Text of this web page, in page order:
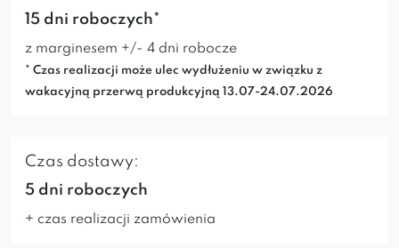
15 dni roboczych*
z marginesem +/- 4 dni robocze
* Czas realizacji może ulec wydłużeniu w związku z
wakacyjną przerwą produkcyjną 13.07-24.07.2026
Czas dostawy:
5 dni roboczych
+ czas realizacji zamówienia